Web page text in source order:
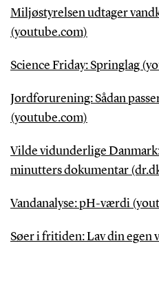
Miljøstyrelsen udtager
(youtube.com)
Science Friday: Springlag
Jordforurening: Sådan
(youtube.com)
Vilde vidunderlige
minutters dokumentar
Vandanalyse: pH-værdi
Søer i fritiden: Lav din egen